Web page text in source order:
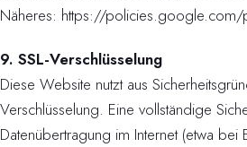
Näheres: https://policies.google.com/
9. SSL-Verschlüsselung
Diese Website nutzt aus
Verschlüsselung. Eine vollständige
Datenübertragung im Internet (etwa bei